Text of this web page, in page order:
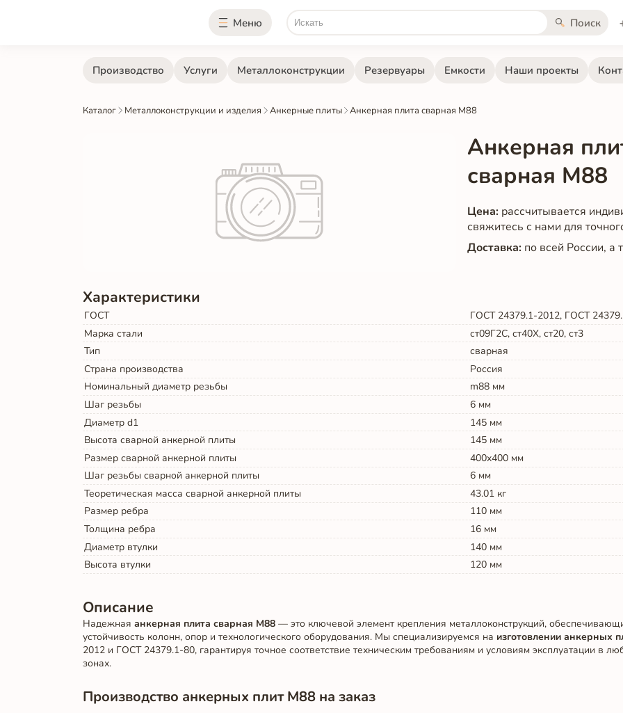
Меню Поиск
Производство Услуги Металлоконструкции Резервуары Емкости Наши проекты
Каталог Металлоконструкции и изделия Анкерные плиты Анкерная плита сварная М88
Анкерная
сварная М88
Цена: рассчитывается
свяжитесь с нами для
Доставка: по всей России,
Характеристики
ГОСТ
ГОСТ 24379.1-2012, ГОСТ
Марка стали
ст09Г2С, ст40Х, ст20, ст3
Тип
сварная
Страна производства
Россия
Номинальный диаметр резьбы
m88 мм
Шаг резьбы
6 мм
Диаметр d1
145 мм
Высота сварной анкерной плиты
145 мм
Размер сварной анкерной плиты
400х400 мм
Шаг резьбы сварной анкерной плиты
6 мм
Теоретическая масса сварной анкерной плиты
43.01 кг
Размер ребра
110 мм
Толщина ребра
16 мм
Диаметр втулки
140 мм
Высота втулки
120 мм
Описание
Надежная анкерная плита сварная М88— это ключевой элемент крепления металлоконструкций,
устойчивость колонн, опор и технологического оборудования. Мы специализируемся на изготовлении анкерных
2012 и ГОСТ 24379.1-80, гарантируя точное соответствие техническим требованиям и условиям эксплуатации в
зонах.
Производство анкерных плит М88 на заказ